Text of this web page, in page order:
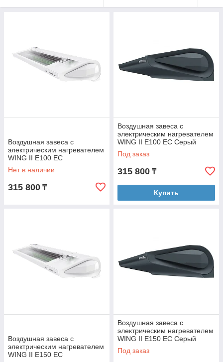
Воздушная завеса с
электрическим нагревателем
WING II E100 EC
Нет в наличии
315 800 ₸
Воздушная завеса с
электрическим нагревателем
WING II E100 EC Серый
антрацит (RAL 7016)
Под заказ
315 800 ₸
Купить
Воздушная завеса с
электрическим нагревателем
WING II E150 EC
Воздушная завеса с
электрическим нагревателем
WING II E150 EC Серый
антрацит (RAL 7016)
Под заказ